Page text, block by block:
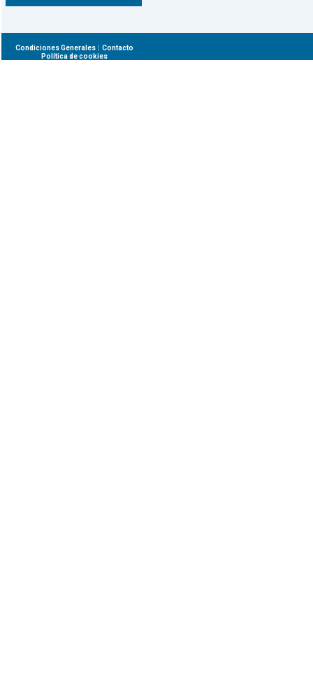
Condiciones Generales| Contacto
Política de cookies